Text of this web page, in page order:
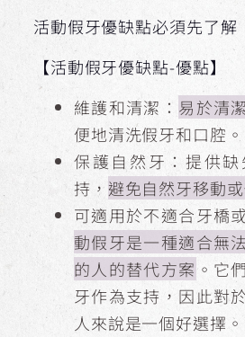
活動假牙優缺點必須先了解
【活動假牙優缺點-優點】
維護和清潔： 易於清
便地清洗假牙和口腔。
保護自然牙：提供
持，避免自然牙移動
可適用於不適合牙橋
動假牙是一種適合無
的人的替代方案。它
牙作為支持，因此對
人來說是一個好選擇。